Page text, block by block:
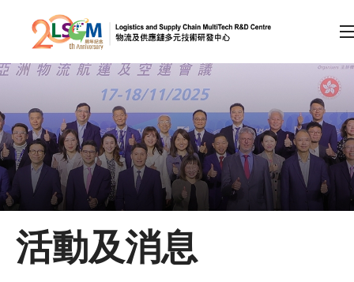
跳到內容（按回車鍵）
會員登入
A A EN 繁 简
主頁
關於LSCM
活動及消息